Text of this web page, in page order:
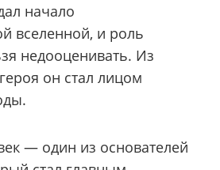
начало
вселенной, и роль
недооценивать. Из
он стал лицом
— один из основателей